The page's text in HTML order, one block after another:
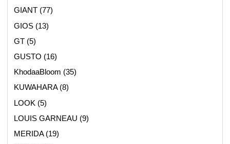
GIANT(77)
GIOS(13)
GT(5)
GUSTO (16)
KhodaaBloom (35)
KUWAHARA(8)
LOOK (5)
LOUIS GARNEAU (9)
MERIDA(19)